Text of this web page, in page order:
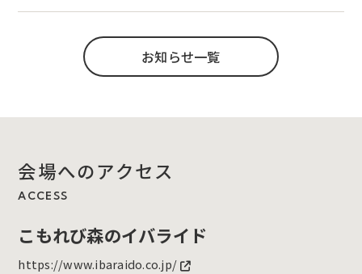
お知らせ一覧
会場へのアクセス
ACCESS
こもれび森のイバライド
https://www.ibaraido.co.jp/